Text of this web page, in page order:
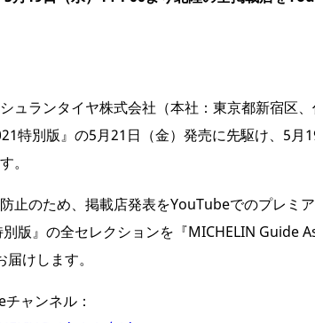
ュランタイヤ株式会社（本社：東京都新宿区
特別版』の5月21日（金）発売に先駆け、5月
。
止のため、掲載店発表をYouTubeでのプレミ
版』の全セレクションを『MICHELIN Guide
けします。
ャンネル：